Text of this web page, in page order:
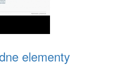
elementy